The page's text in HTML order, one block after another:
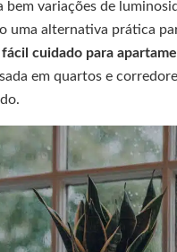
bem variações de
uma alternativa prática
cuidado para
em quartos e